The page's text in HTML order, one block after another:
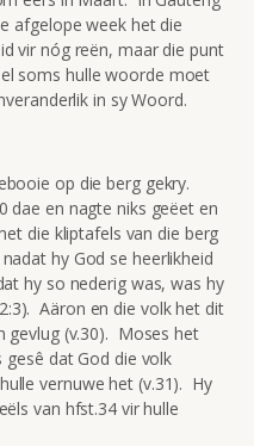
afgelope week het die
vir nóg reën, maar die punt
soms hulle woorde moet
in sy Woord.
op die berg gekry.
dae en nagte niks geëet en
die kliptafels van die berg
hy God se heerlikheid
hy so nederig was, was hy
Aäron en die volk het dit
gevlug (v.30). Moses het
gesê dat God die volk
vernuwe het (v.31). Hy
van hfst.34 vir hulle